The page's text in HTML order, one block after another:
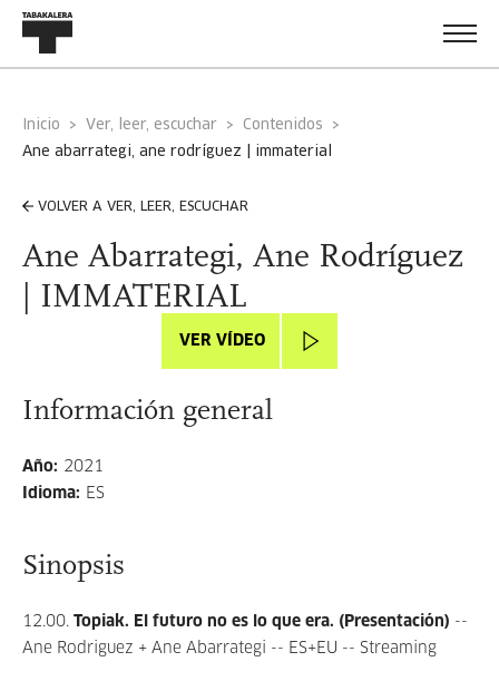
Inicio Ver, leer, escuchar
Contenidos
ane abarrategi, ane rodríguez | immaterial
VOLVER A VER, LEER, ESCUCHAR
Ane Abarrategi, Ane Rodríguez
| IMMATERIAL
VER VÍDEO
Información general
Año: 2021
Idioma: ES
Sinopsis
12.00. Topiak. El futuro no es lo que era. (Presentación) --
Ane Rodriguez + Ane Abarrategi -- ES+EU -- Streaming